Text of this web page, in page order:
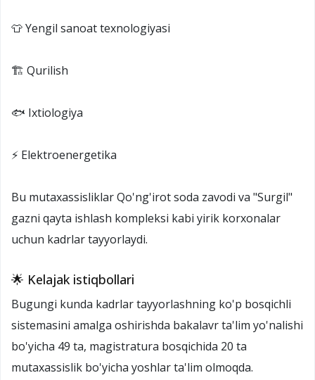
👕 Yengil sanoat texnologiyasi
🏗️ Qurilish
🐟 Ixtiologiya
⚡ Elektroenergetika
Bu mutaxassisliklar Qo'ng'irot soda zavodi va "Surgil"
gazni qayta ishlash kompleksi kabi yirik korxonalar
uchun kadrlar tayyorlaydi.
🌟 Kelajak istiqbollari
Bugungi kunda kadrlar tayyorlashning ko'p bosqichli
sistemasini amalga oshirishda bakalavr ta'lim yo'nalishi
bo'yicha 49 ta, magistratura bosqichida 20 ta
mutaxassislik bo'yicha yoshlar ta'lim olmoqda.